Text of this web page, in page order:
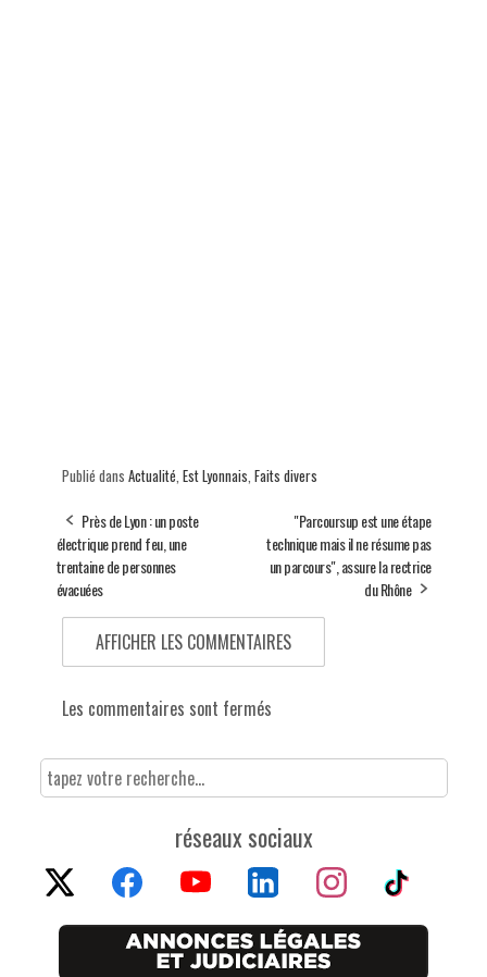
Publié dans Actualité Est Lyonnais Faits divers
Près de Lyon : un poste
électrique prend feu, une
trentaine de personnes
évacuées
"Parcoursup est une étape
technique mais il ne résume pas
un parcours", assure la rectrice
du Rhône
AFFICHER LES COMMENTAIRES
Les commentaires sont fermés
réseaux sociaux